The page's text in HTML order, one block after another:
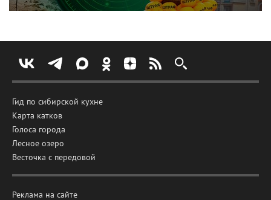
Гид по сибирской кухне
Карта катков
Голоса города
Лесное озеро
Весточка с передовой
Реклама на сайте